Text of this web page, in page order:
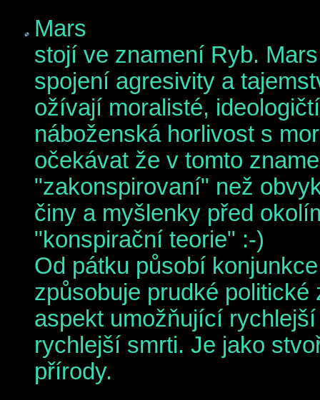
Mars
stojí ve znamení Ryb.
spojení agresivity a
ožívají moralisté,
náboženská horlivost s
očekávat že v tomto
"zakonspirovaní" než
činy a myšlenky před
"konspirační teorie" :-)
Od pátku působí
způsobuje prudké
aspekt umožňující
rychlejší smrti. Je jako
přírody.